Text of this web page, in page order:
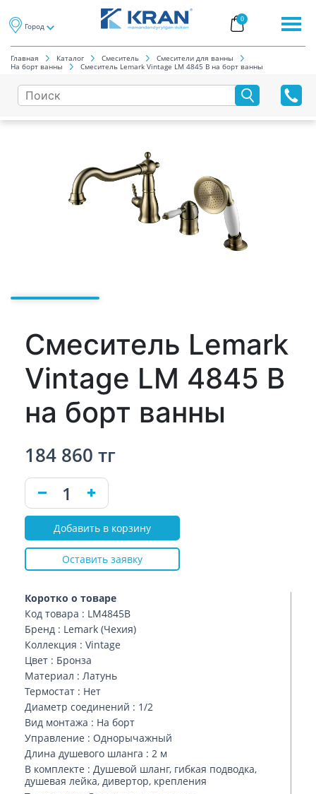
Город
0
Главная Каталог Смеситель
Смесители для ванны
На борт ванны
Смеситель Lemark Vintage LM 4845 B на борт ванны
Смеситель Lemark
Vintage LM 4845 B
на борт ванны
Коротко о товаре
Код товара : LM4845B
Бренд : Lemark (Чехия)
Коллекция : Vintage
Цвет : Бронза
Материал : Латунь
Термостат : Нет
Диаметр соединений : 1/2
Вид монтажа : На борт
Управление : Однорычажный
Длина душевого шланга : 2 м
В комплекте : Душевой шланг, гибкая подводка,
душевая лейка, дивертор, крепления
184 860 тг
Добавить в корзину
Оставить заявку